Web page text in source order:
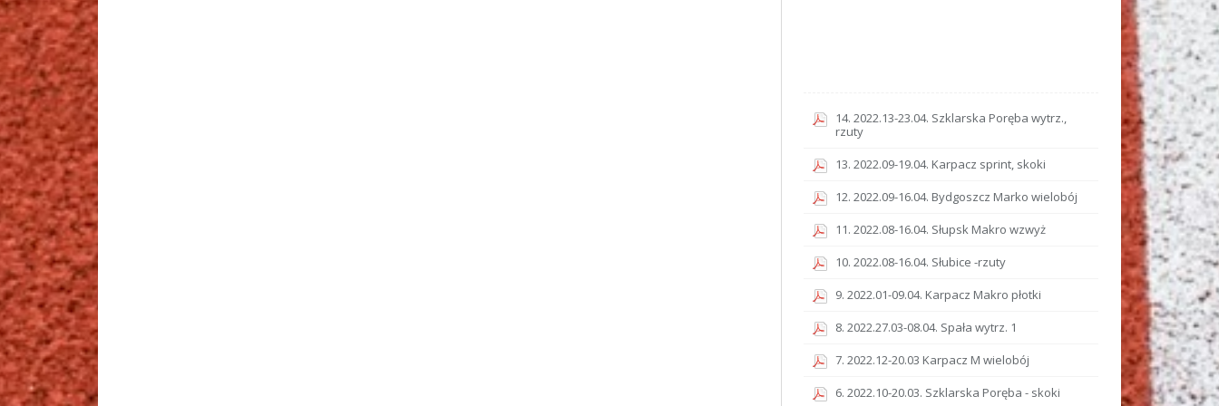
14. 2022.13-23.04. Szklarska Poręba wytrz.,
rzuty
13. 2022.09-19.04. Karpacz sprint, skoki
12. 2022.09-16.04. Bydgoszcz Marko wielobój
11. 2022.08-16.04. Słupsk Makro wzwyż
10. 2022.08-16.04. Słubice -rzuty
9. 2022.01-09.04. Karpacz Makro płotki
8. 2022.27.03-08.04. Spała wytrz. 1
7. 2022.12-20.03 Karpacz M wielobój
6. 2022.10-20.03. Szklarska Poręba - skoki